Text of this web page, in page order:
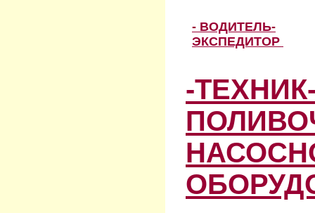
- ВОДИТЕЛЬ-
ЭКСПЕДИТОР
-